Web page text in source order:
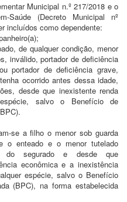
Municipal n.º 217/2018 e o
Saúde (Decreto Municipal nº
incluídos como dependente:
de qualquer condição, menor
inválido, portador de deficiência
portador de deficiência grave,
ocorrido antes dessa idade,
desde que inexistente renda
salvo o Benefício de
se a filho o menor sob guarda
o enteado e o menor tutelado
do segurado e desde que
econômica e a inexistência
espécie, salvo o Benefício
(BPC), na forma estabelecida